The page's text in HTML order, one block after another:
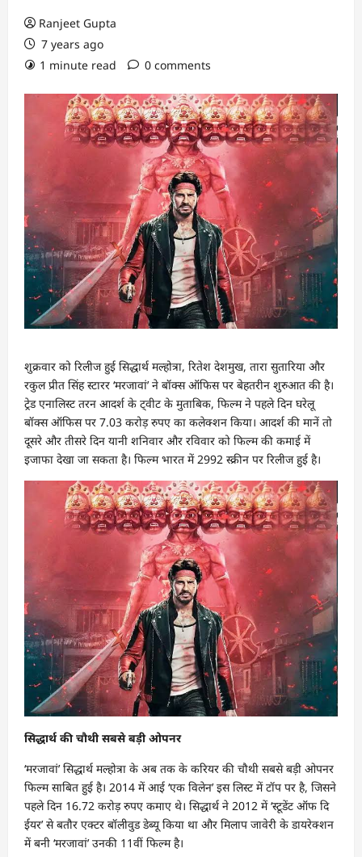
Ranjeet Gupta
7 years ago
1 minute read
0 comments
शुक्रवार को रिलीज हुई सिद्धार्थ मल्होत्रा, रितेश देशमुख, तारा सुतारिया और
रकुल प्रीत सिंह स्टारर ‘मरजावां’ ने बॉक्स ऑफिस पर बेहतरीन शुरुआत की है।
ट्रेड एनालिस्ट तरन आदर्श के ट्वीट के मुताबिक, फिल्म ने पहले दिन घरेलू
बॉक्स ऑफिस पर 7.03 करोड़ रुपए का कलेक्शन किया। आदर्श की मानें तो
दूसरे और तीसरे दिन यानी शनिवार और रविवार को फिल्म की कमाई में
इजाफा देखा जा सकता है। फिल्म भारत में 2992 स्क्रीन पर रिलीज हुई है।
सिद्धार्थ की चौथी सबसे बड़ी ओपनर
‘मरजावां’ सिद्धार्थ मल्होत्रा के अब तक के करियर की चौथी सबसे बड़ी ओपनर
फिल्म साबित हुई है। 2014 में आई ‘एक विलेन’ इस लिस्ट में टॉप पर है, जिसने
पहले दिन 16.72 करोड़ रुपए कमाए थे। सिद्धार्थ ने 2012 में ‘स्टूडेंट ऑफ दि
ईयर’ से बतौर एक्टर बॉलीवुड डेब्यू किया था और मिलाप जावेरी के डायरेक्शन
में बनी ‘मरजावां’ उनकी 11वीं फिल्म है।